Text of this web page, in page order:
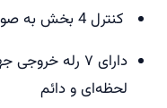
کنترل 4 بخش به صورت مستقل
دارای ۷ رله
لحظه‌ای و دائم